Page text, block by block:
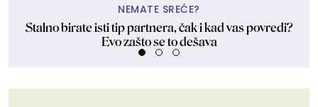
NEMATE SREĆE?
Stalno birate isti tip partnera, čak i kad vas povredi?
Evo zašto se to dešava